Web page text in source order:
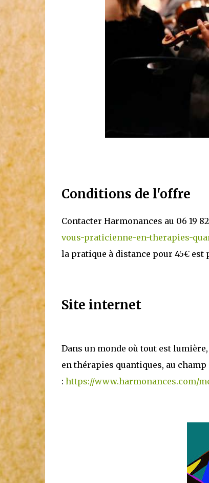
Conditions de l'offre
Contacter Harmonances au 06 19
vous-praticienne-en-therapies-
la pratique à distance pour 45€ est
Site internet
Dans un monde où tout est
en thérapies quantiques, au
: https://www.harmonances.com/